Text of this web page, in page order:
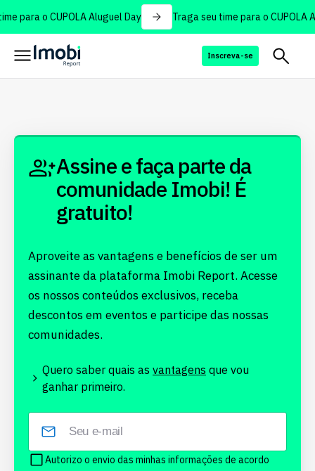
para o CUPOLA Aluguel Day Traga seu time para o CUPOLA
Inscreva-se
Assine e faça parte da
comunidade Imobi! É
gratuito!
Aproveite as vantagens e benefícios de ser um
assinante da plataforma Imobi Report. Acesse
os nossos conteúdos exclusivos, receba
descontos em eventos e participe das nossas
comunidades.
Quero saber quais as vantagens que vou
ganhar primeiro.
Autorizo o envio das minhas informações de acordo